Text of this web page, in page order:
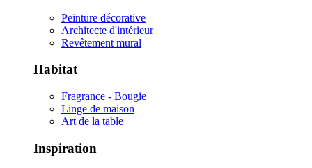
Peinture décorative
Architecte d'intérieur
Revêtement mural
Habitat
Fragrance - Bougie
Linge de maison
Art de la table
Inspiration